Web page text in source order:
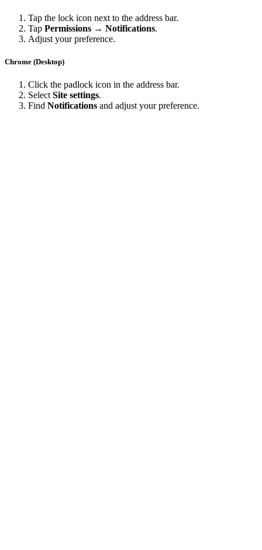
Tap the lock icon next to the address bar.
Tap Permissions → Notifications.
Adjust your preference.
Chrome (Desktop)
Click the padlock icon in the address bar.
Select Site settings.
Find Notifications and adjust your preference.